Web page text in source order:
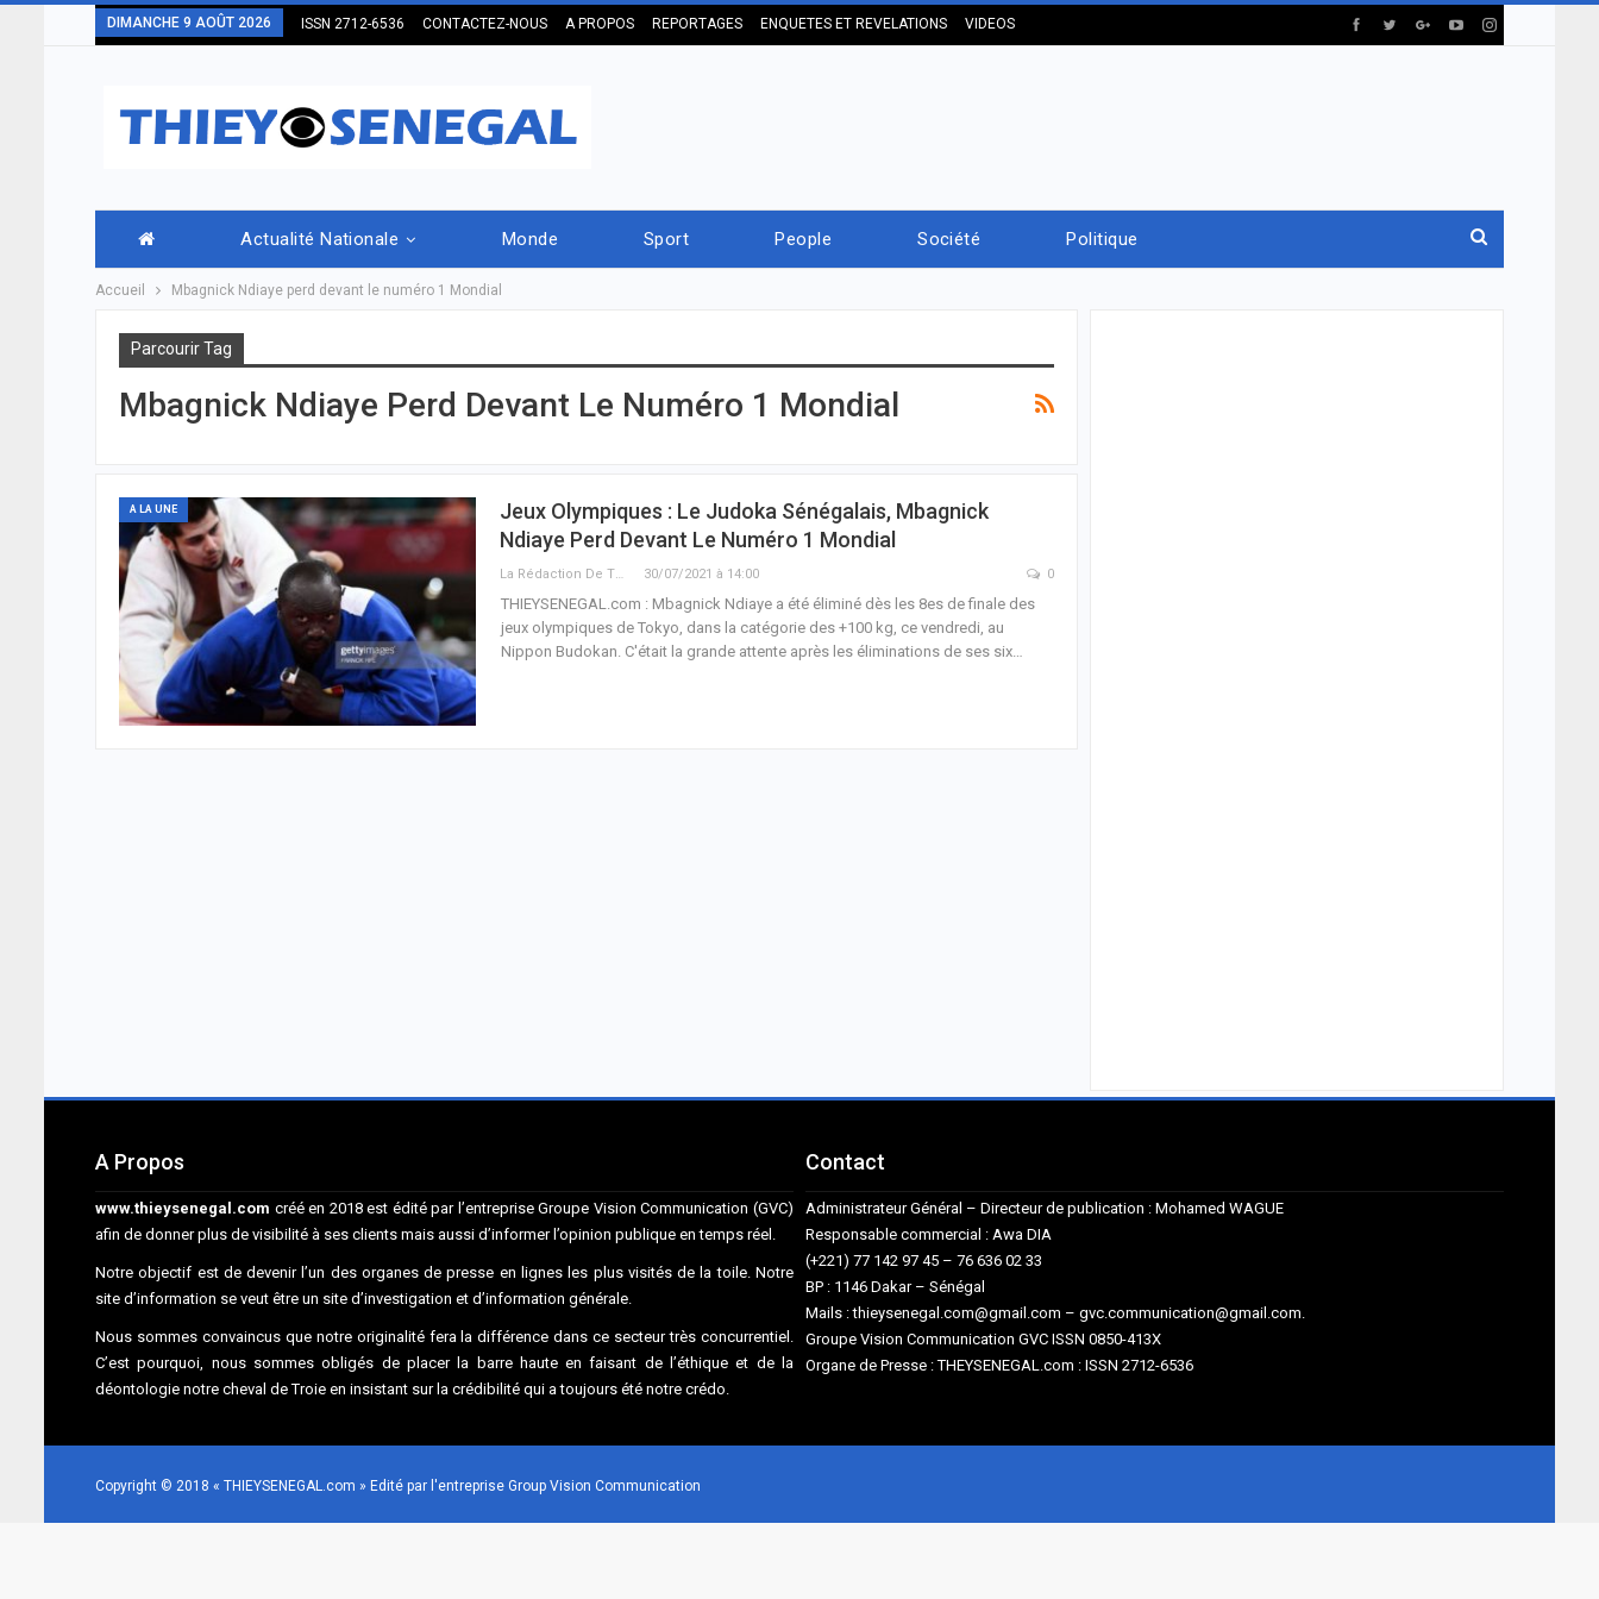
DIMANCHE 9 AOÛT 2026 ISSN 2712-6536 CONTACTEZ-NOUS A PROPOS REPORTAGES ENQUETES ET REVELATIONS VIDEOS
Actualité Nationale Monde Sport People Société Politique
Accueil Mbagnick Ndiaye perd devant le numéro 1 Mondial
Parcourir Tag
Mbagnick Ndiaye Perd Devant Le Numéro 1 Mondial
A LA UNE
Jeux Olympiques : Le Judoka Sénégalais, Mbagnick
Ndiaye Perd Devant Le Numéro 1 Mondial
30/07/2021 à 14:00 0
THIEYSENEGAL.com : Mbagnick Ndiaye a été éliminé dès les 8es de finale des
jeux olympiques de Tokyo, dans la catégorie des +100 kg, ce vendredi, au
Nippon Budokan. C'était la grande attente après les éliminations de ses six…
A Propos
www.thieysenegal.com créé en 2018 est édité par l’entreprise Groupe Vision Communication (GVC)
afin de donner plus de visibilité à ses clients mais aussi d’informer l’opinion publique en temps réel.
Notre objectif est de devenir l’un des organes de presse en lignes les plus visités de la toile. Notre
site d’information se veut être un site d’investigation et d’information générale.
Nous sommes convaincus que notre originalité fera la différence dans ce secteur très concurrentiel.
C’est pourquoi, nous sommes obligés de placer la barre haute en faisant de l’éthique et de la
déontologie notre cheval de Troie en insistant sur la crédibilité qui a toujours été notre crédo.
Contact
Administrateur Général – Directeur de publication : Mohamed WAGUE
Responsable commercial : Awa DIA
(+221) 77 142 97 45 – 76 636 02 33
BP : 1146 Dakar – Sénégal
Mails : thieysenegal.com@gmail.com – gvc.communication@gmail.com.
Groupe Vision Communication GVC ISSN 0850-413X
Organe de Presse : THEYSENEGAL.com : ISSN 2712-6536
Copyright © 2018 « THIEYSENEGAL.com » Edité par l'entreprise Group Vision Communication